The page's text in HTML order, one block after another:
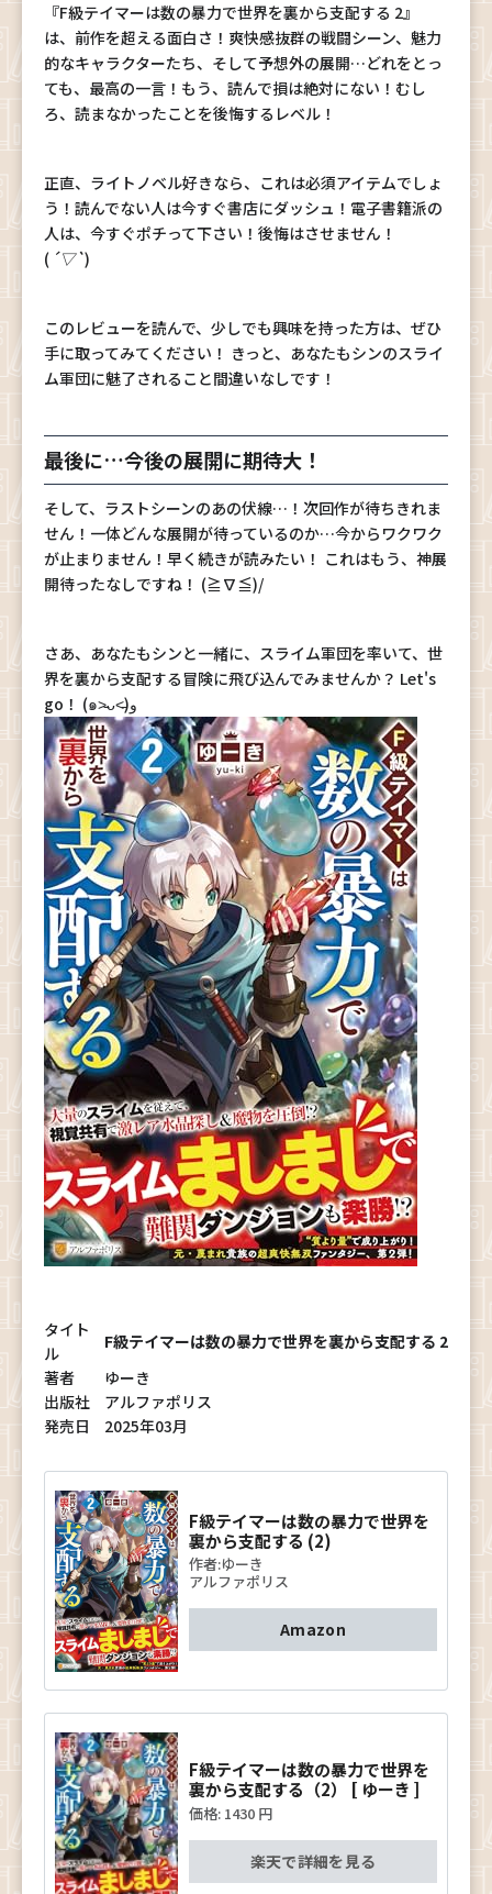
『F級テイマーは数の暴力で世界を裏から支配する 2』
は、前作を超える面白さ！爽快感抜群の戦闘シーン、魅力
的なキャラクターたち、そして予想外の展開…どれをとっ
ても、最高の一言！もう、読んで損は絶対にない！むし
ろ、読まなかったことを後悔するレベル！
正直、ライトノベル好きなら、これは必須アイテムでしょ
う！読んでない人は今すぐ書店にダッシュ！電子書籍派の
人は、今すぐポチって下さい！後悔はさせません！
( ´▽`)
このレビューを読んで、少しでも興味を持った方は、ぜひ
手に取ってみてください！ きっと、あなたもシンのスライ
ム軍団に魅了されること間違いなしです！
最後に…今後の展開に期待大！
そして、ラストシーンのあの伏線…！次回作が待ちきれま
せん！一体どんな展開が待っているのか…今からワクワク
が止まりません！早く続きが読みたい！ これはもう、神展
開待ったなしですね！ (≧∇≦)/
さあ、あなたもシンと一緒に、スライム軍団を率いて、世
界を裏から支配する冒険に飛び込んでみませんか？ Let's
go！ (๑˃̵ᴗ˂̵)و
タイト
ル
F級テイマーは数の暴力で世界を裏から支配する 2
著者
ゆーき
出版社
アルファポリス
発売日
2025年03月
F級テイマーは数の暴力で世界を
裏から支配する (2)
作者:ゆーき
アルファポリス
Amazon
F級テイマーは数の暴力で世界を
裏から支配する（2） [ ゆーき ]
価格: 1430 円
楽天で詳細を見る